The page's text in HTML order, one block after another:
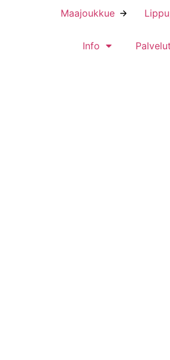
Maajoukkue
Info Palvelut